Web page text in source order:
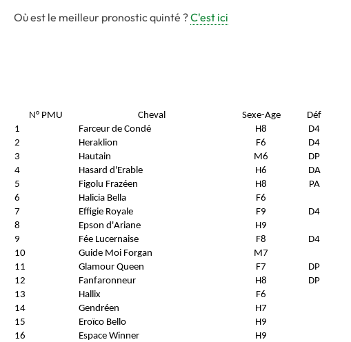
Où est le meilleur pronostic quinté ?C'est ici
N° PMU Cheval Sexe-Age Déf
1
Farceur de Condé H8 D4
2
Heraklion F6 D4
3
Hautain M6 DP
4
Hasard d'Erable H6 DA
5
Figolu Frazéen H8 PA
6
Halicia Bella F6
7
Effigie Royale F9 D4
8
Epson d'Ariane H9
9
Fée Lucernaise F8 D4
10
Guide Moi Forgan M7
11
Glamour Queen F7 DP
12
Fanfaronneur H8 DP
13
Hallix F6
14
Gendréen H7
15
Eroïco Bello H9
16
Espace Winner H9